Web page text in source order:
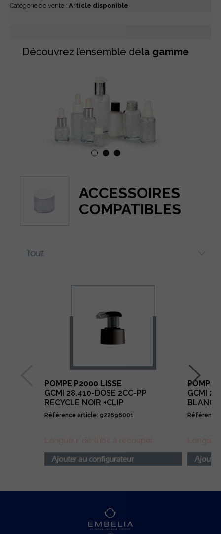
Catégorie de vente : Article disponible
Découvrez l’ensemble dela gamme
ACCESSOIRES
COMPATIBLES
POMPE P2000 LISSE
GCMI 28.410-DOSE 2CC-PP
RECYCLE NOIR +CLIP
Référence article: 922696001
Ajouter au configurateur
POMPE
GCMI
Référence